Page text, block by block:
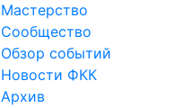
Мастерство
Сообщество
Обзор событий
Новости ФКК
Архив